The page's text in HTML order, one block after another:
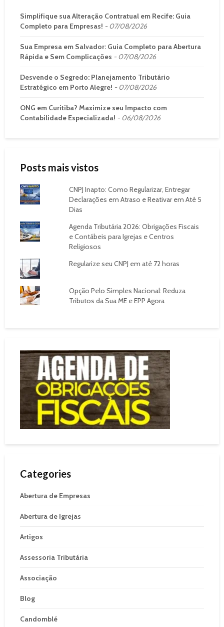
Simplifique sua Alteração Contratual em Recife: Guia
Completo para Empresas!
07/08/2026
Sua Empresa em Salvador: Guia Completo para Abertura
Rápida e Sem Complicações
07/08/2026
Desvende o Segredo: Planejamento Tributário
Estratégico em Porto Alegre!
07/08/2026
ONG em Curitiba? Maximize seu Impacto com
Contabilidade Especializada!
06/08/2026
Posts mais vistos
CNPJ Inapto: Como Regularizar, Entregar
Declarações em Atraso e Reativar em Até 5
Dias
Agenda Tributária 2026: Obrigações Fiscais
e Contábeis para Igrejas e Centros
Religiosos
Regularize seu CNPJ em até 72 horas
Opção Pelo Simples Nacional: Reduza
Tributos da Sua ME e EPP Agora
Categories
Abertura de Empresas
Abertura de Igrejas
Artigos
Assessoria Tributária
Associação
Blog
Candomblé